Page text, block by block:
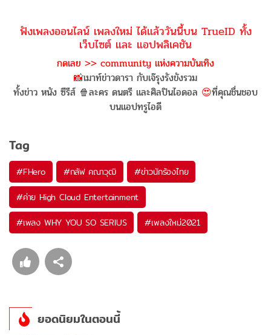
ฟังเพลงออนไลน์ เพลงใหม่ ได้แล้ววันนี้บน TrueID ทั้ง
เว็บไซต์ และ แอปพลิเคชัน
กดเลย >> community แห่งความบันเทิง
📸เมาท์ข่าวดารา กับเจ๊รุงรังขังรวม
ทั้งข่าว หนัง ซีรีส์ 🍿ละคร ดนตรี และศิลปินไอดอล 😍ที่คุณชื่นชอบ
บนแอปทรูไอดี
Tag
#FHero #กลัฟ คณาวุฒิ #ข่าวนักร้องไทย
#ค่าย High Cloud Entertainment
#เพลง WHY YOU SO SERIUS #เพลงใหม่2021
ยอดนิยมในตอนนี้